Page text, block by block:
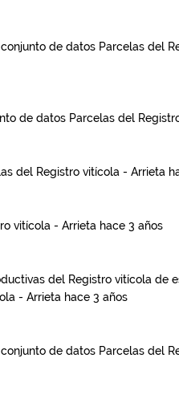
de datos Parcelas del
de datos Parcelas del
del Registro vitícola - Arrieta
vitícola - Arrieta hace 3 años
del Registro vitícola de
- Arrieta hace 3 años
de datos Parcelas del